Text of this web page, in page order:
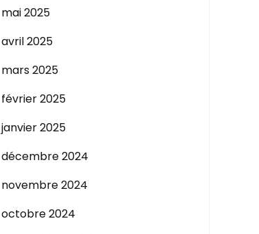
mai 2025
avril 2025
mars 2025
février 2025
janvier 2025
décembre 2024
novembre 2024
octobre 2024